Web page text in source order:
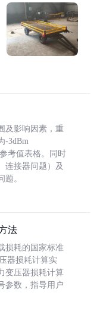
及影响因素，重
-3dBm
考值表格。同时
连接器问题）及
。
法
损耗的国家标准
器损耗计算实
变压器损耗计算
参数，指导用户